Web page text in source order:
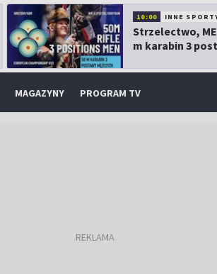
10:00 INNE
Strzelectwo, ME
m karabin 3
MAGAZYNY PROGRAM TV